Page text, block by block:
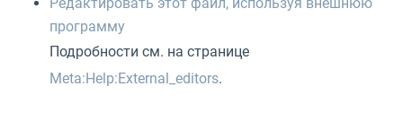
программу
Подробности см. на странице
Meta:Help:External_editors.